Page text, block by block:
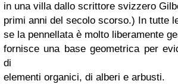
in una villa dallo scrittore svizzero
primi anni del secolo scorso.) In tutte
se la pennellata è molto liberamente
fornisce una base geometrica per
di
elementi organici, di alberi e arbusti.